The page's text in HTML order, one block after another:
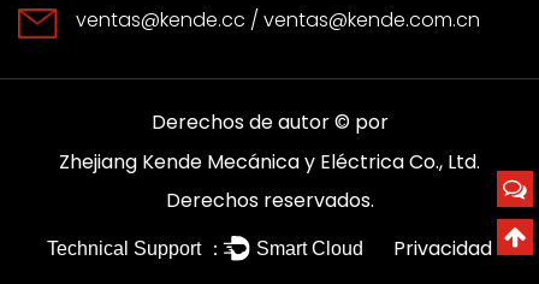
ventas@kende.cc / ventas@kende.com.cn
Derechos de autor © por
Zhejiang Kende Mecánica y Eléctrica Co., Ltd.
Derechos reservados.
Technical Support ： Smart Cloud Privacidad